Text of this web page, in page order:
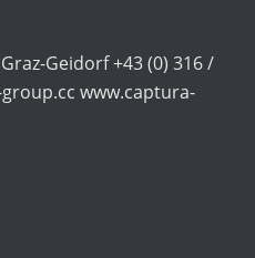
Geidorf +43 (0) 316 /
www.captura-